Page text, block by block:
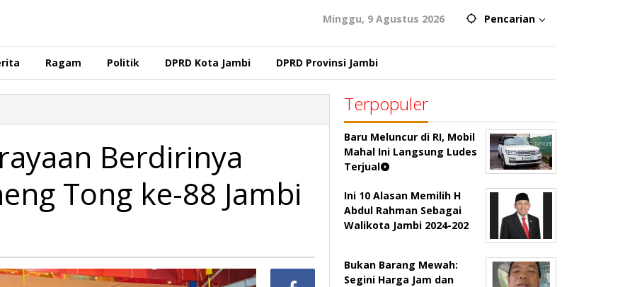
Minggu, 9 Agustus 2026 Pencarian
Ragam Politik DPRD Kota Jambi DPRD Provinsi Jambi
Berdirinya
Tong ke-88 Jambi
Terpopuler
Baru Meluncur di RI, Mobil
Mahal Ini Langsung Ludes
Terjual
Ini 10 Alasan Memilih H
Abdul Rahman Sebagai
Walikota Jambi 2024-202
Bukan Barang Mewah:
Segini Harga Jam dan